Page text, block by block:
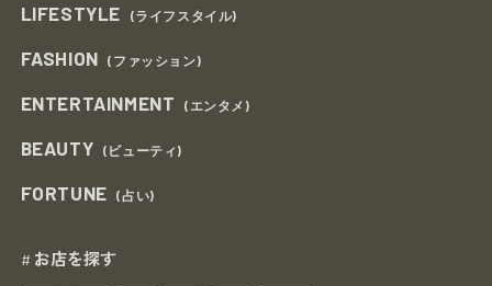
LIFESTYLE (ライフスタイル)
FASHION (ファッション)
ENTERTAINMENT (エンタメ)
BEAUTY (ビューティ)
FORTUNE (占い)
# お店を探す